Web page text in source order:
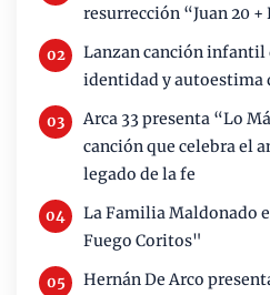
resurrección “Juan 20 +
Lanzan canción infantil
identidad y autoestima
Arca 33 presenta “Lo
canción que celebra el
legado de la fe
La Familia Maldonado
Fuego Coritos"
Hernán De Arco